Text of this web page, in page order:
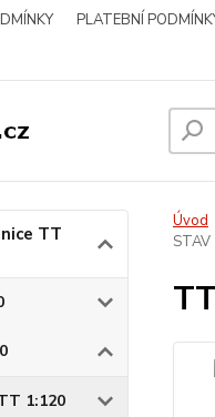
PLATEBNÍ
TT
1:120
Úvod
STAV